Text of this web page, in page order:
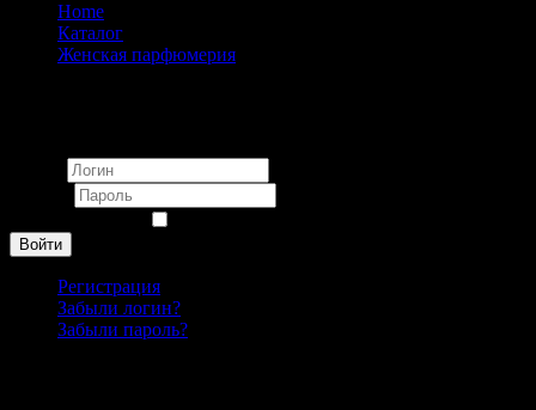
Home
Каталог
Женская парфюмерия
Войти
Регистрация
Забыли логин?
Забыли пароль?